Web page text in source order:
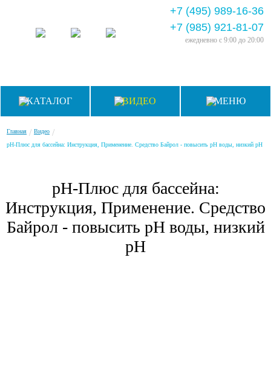
+7 (495) 989-16-36
+7 (985) 921-81-07
ежедневно с 9:00 до 20:00
КАТАЛОГ ВИДЕО МЕНЮ
Главная / Видео /
рН-Плюс для бассейна: Инструкция, Применение. Средство Байрол - повысить рН воды, низкий рН
рН-Плюс для бассейна:
Инструкция, Применение. Средство
Байрол - повысить рН воды, низкий
рН